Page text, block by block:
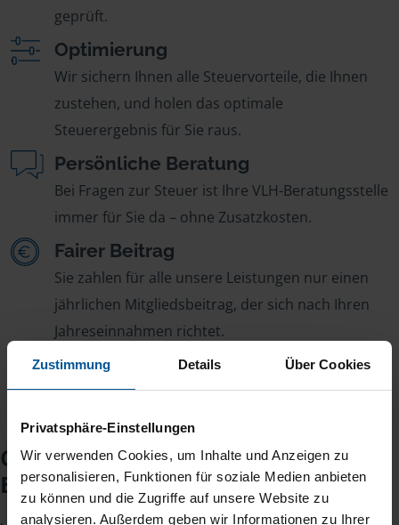
Zustimmung Details Über Cookies
Privatsphäre-Einstellungen
Wir verwenden Cookies, um Inhalte und Anzeigen zu
personalisieren, Funktionen für soziale Medien anbieten
zu können und die Zugriffe auf unsere Website zu
analysieren. Außerdem geben wir Informationen zu Ihrer
geprüft.
Optimierung
Wir sichern Ihnen alle Steuervorteile, die Ihnen
zustehen, und holen das optimale
Steuerergebnis für Sie raus.
Persönliche Beratung
Bei Fragen zur Steuer ist Ihre VLH-Beratungsstelle
immer für Sie da – ohne Zusatzkosten.
Fairer Beitrag
Sie zahlen für alle unsere Leistungen nur einen
jährlichen Mitgliedsbeitrag, der sich nach Ihren
Jahreseinnahmen richtet.
Checkliste für Ihr
Beratungsgespräch